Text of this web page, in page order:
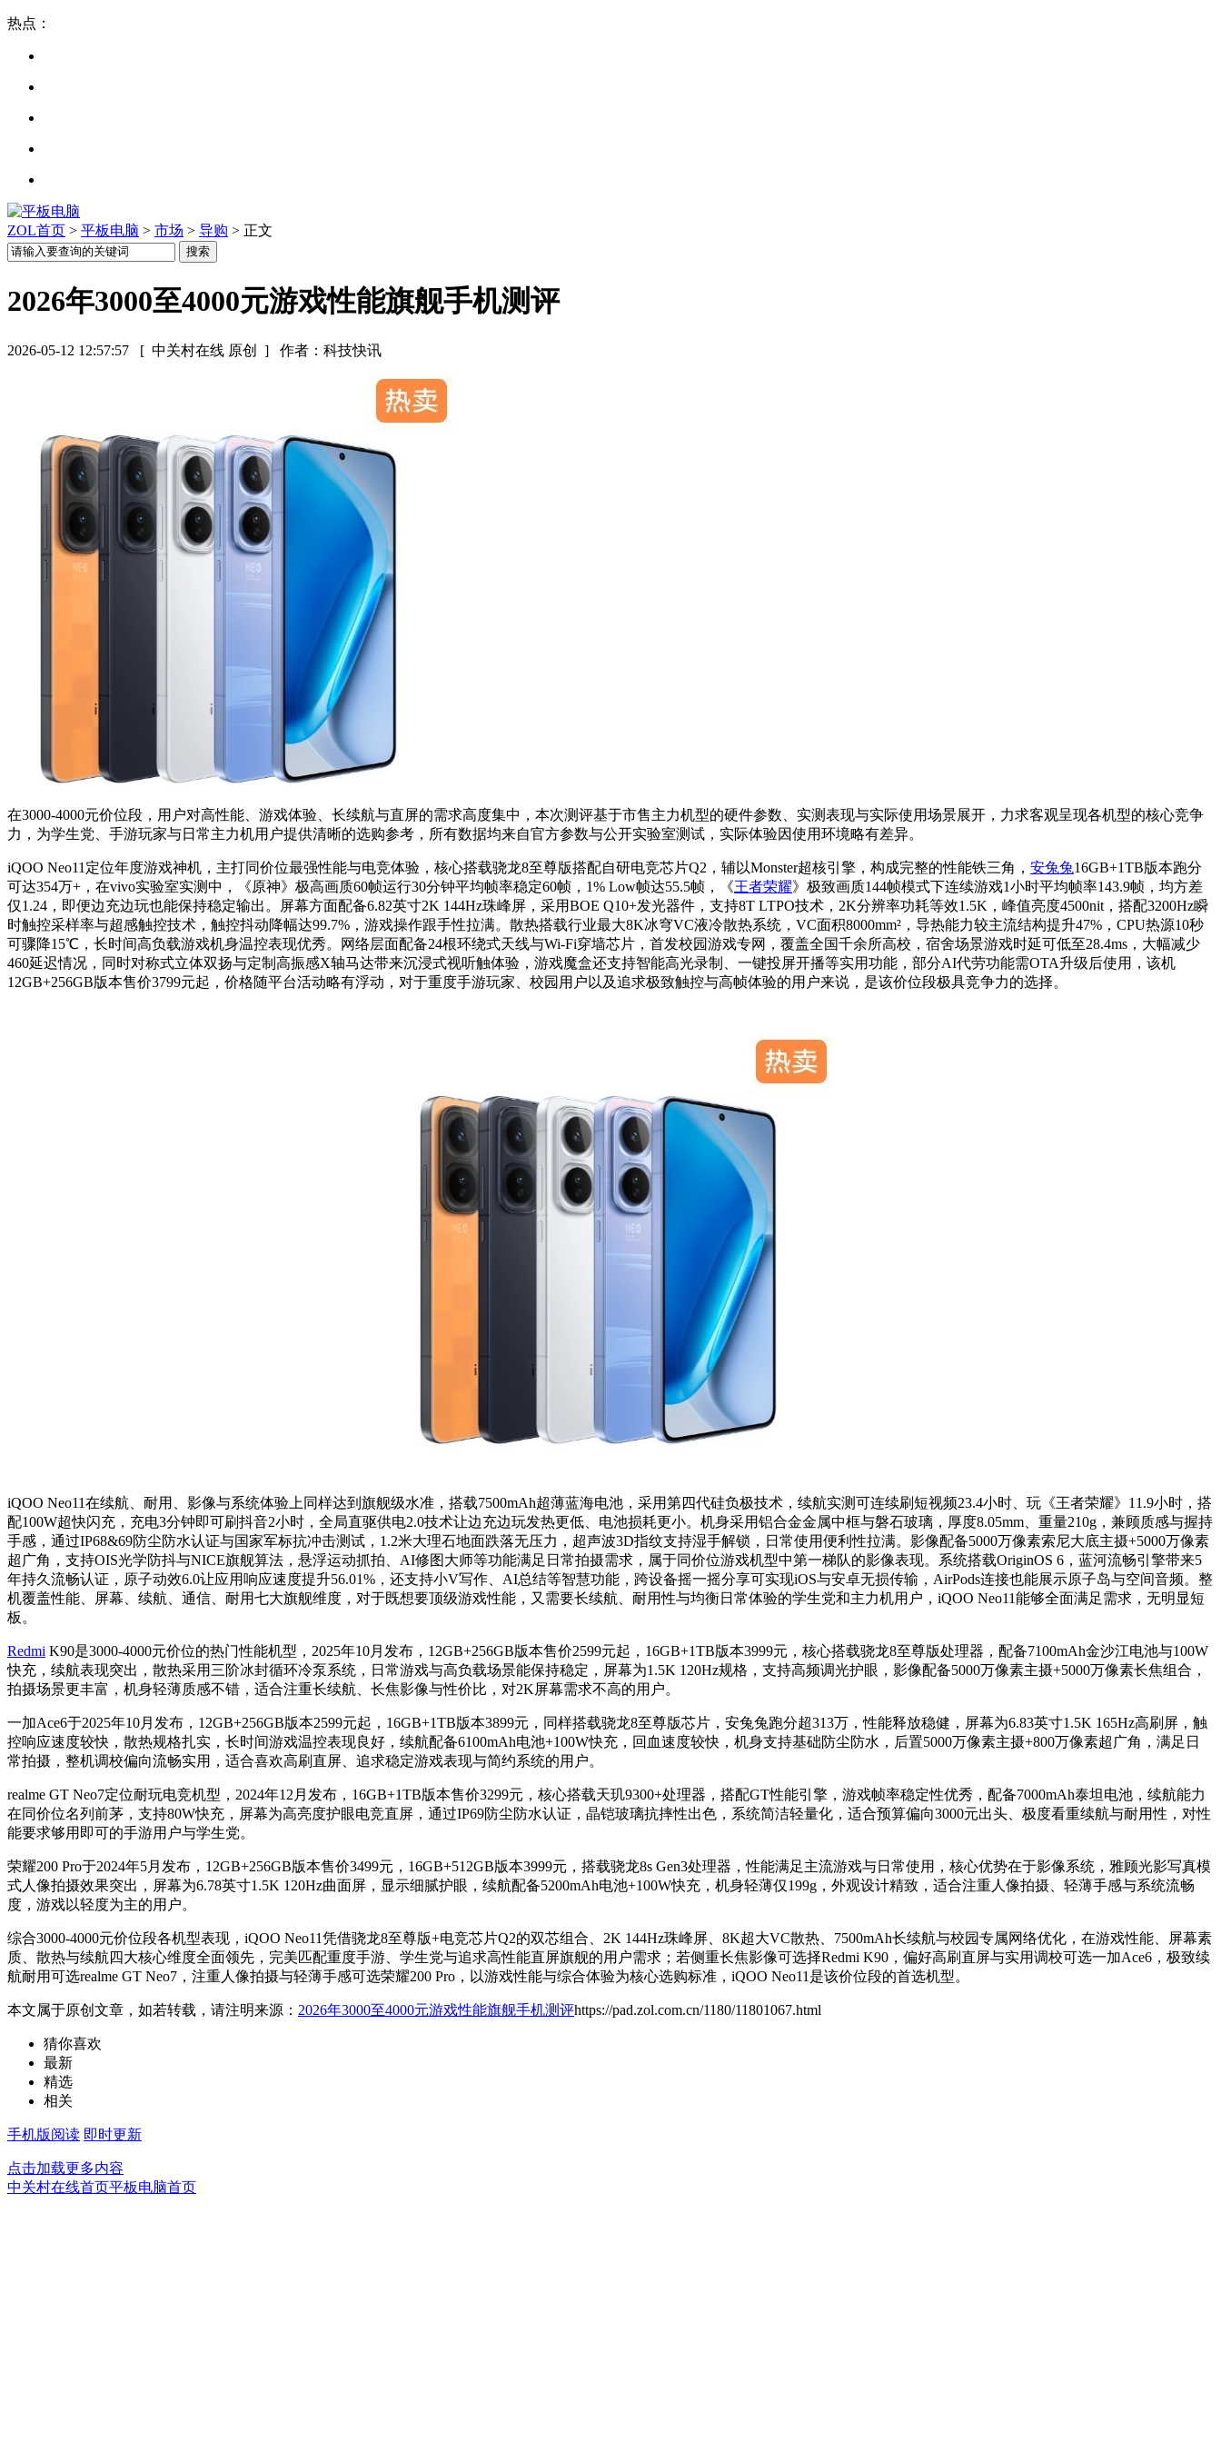
热点：
ZOL首页 > 平板电脑 > 市场 > 导购 > 正文
2026年3000至4000元游戏性能旗舰手机测评
2026-05-12 12:57:57 [ 中关村在线 原创 ] 作者：科技快讯
在3000-4000元价位段，用户对高性能、游戏体验、长续航与直屏的需求高度集中，本次测评基于市售主力机型的硬件参数、实测表现与实际使用场景展开，力求客观呈现各机型的核心竞争
力，为学生党、手游玩家与日常主力机用户提供清晰的选购参考，所有数据均来自官方参数与公开实验室测试，实际体验因使用环境略有差异。
iQOO Neo11定位年度游戏神机，主打同价位最强性能与电竞体验，核心搭载骁龙8至尊版搭配自研电竞芯片Q2，辅以Monster超核引擎，构成完整的性能铁三角， 安兔兔16GB+1TB版本跑分
可达354万+，在vivo实验室实测中，《原神》极高画质60帧运行30分钟平均帧率稳定60帧，1% Low帧达55.5帧，《王者荣耀》极致画质144帧模式下连续游戏1小时平均帧率143.9帧，均方差
仅1.24，即便边充边玩也能保持稳定输出。屏幕方面配备6.82英寸2K 144Hz珠峰屏，采用BOE Q10+发光器件，支持8T LTPO技术，2K分辨率功耗等效1.5K，峰值亮度4500nit，搭配3200Hz瞬
时触控采样率与超感触控技术，触控抖动降幅达99.7%，游戏操作跟手性拉满。散热搭载行业最大8K冰穹VC液冷散热系统，VC面积8000mm²，导热能力较主流结构提升47%，CPU热源10秒
可骤降15℃，长时间高负载游戏机身温控表现优秀。网络层面配备24根环绕式天线与Wi-Fi穿墙芯片，首发校园游戏专网，覆盖全国千余所高校，宿舍场景游戏时延可低至28.4ms，大幅减少
460延迟情况，同时对称式立体双扬与定制高振感X轴马达带来沉浸式视听触体验，游戏魔盒还支持智能高光录制、一键投屏开播等实用功能，部分AI代劳功能需OTA升级后使用，该机
12GB+256GB版本售价3799元起，价格随平台活动略有浮动，对于重度手游玩家、校园用户以及追求极致触控与高帧体验的用户来说，是该价位段极具竞争力的选择。
iQOO Neo11在续航、耐用、影像与系统体验上同样达到旗舰级水准，搭载7500mAh超薄蓝海电池，采用第四代硅负极技术，续航实测可连续刷短视频23.4小时、玩《王者荣耀》11.9小时，搭
配100W超快闪充，充电3分钟即可刷抖音2小时，全局直驱供电2.0技术让边充边玩发热更低、电池损耗更小。机身采用铝合金金属中框与磐石玻璃，厚度8.05mm、重量210g，兼顾质感与握持
手感，通过IP68&69防尘防水认证与国家军标抗冲击测试，1.2米大理石地面跌落无压力，超声波3D指纹支持湿手解锁，日常使用便利性拉满。影像配备5000万像素索尼大底主摄+5000万像素
超广角，支持OIS光学防抖与NICE旗舰算法，悬浮运动抓拍、AI修图大师等功能满足日常拍摄需求，属于同价位游戏机型中第一梯队的影像表现。系统搭载OriginOS 6，蓝河流畅引擎带来5
年持久流畅认证，原子动效6.0让应用响应速度提升56.01%，还支持小V写作、AI总结等智慧功能，跨设备摇一摇分享可实现iOS与安卓无损传输，AirPods连接也能展示原子岛与空间音频。整
机覆盖性能、屏幕、续航、通信、耐用七大旗舰维度，对于既想要顶级游戏性能，又需要长续航、耐用性与均衡日常体验的学生党和主力机用户，iQOO Neo11能够全面满足需求，无明显短
板。
Redmi K90是3000-4000元价位的热门性能机型，2025年10月发布，12GB+256GB版本售价2599元起，16GB+1TB版本3999元，核心搭载骁龙8至尊版处理器，配备7100mAh金沙江电池与100W
快充，续航表现突出，散热采用三阶冰封循环冷泵系统，日常游戏与高负载场景能保持稳定，屏幕为1.5K 120Hz规格，支持高频调光护眼，影像配备5000万像素主摄+5000万像素长焦组合，
拍摄场景更丰富，机身轻薄质感不错，适合注重长续航、长焦影像与性价比，对2K屏幕需求不高的用户。
一加Ace6于2025年10月发布，12GB+256GB版本2599元起，16GB+1TB版本3899元，同样搭载骁龙8至尊版芯片，安兔兔跑分超313万，性能释放稳健，屏幕为6.83英寸1.5K 165Hz高刷屏，触
控响应速度较快，散热规格扎实，长时间游戏温控表现良好，续航配备6100mAh电池+100W快充，回血速度较快，机身支持基础防尘防水，后置5000万像素主摄+800万像素超广角，满足日
常拍摄，整机调校偏向流畅实用，适合喜欢高刷直屏、追求稳定游戏表现与简约系统的用户。
realme GT Neo7定位耐玩电竞机型，2024年12月发布，16GB+1TB版本售价3299元，核心搭载天玑9300+处理器，搭配GT性能引擎，游戏帧率稳定性优秀，配备7000mAh泰坦电池，续航能力
在同价位名列前茅，支持80W快充，屏幕为高亮度护眼电竞直屏，通过IP69防尘防水认证，晶铠玻璃抗摔性出色，系统简洁轻量化，适合预算偏向3000元出头、极度看重续航与耐用性，对性
能要求够用即可的手游用户与学生党。
荣耀200 Pro于2024年5月发布，12GB+256GB版本售价3499元，16GB+512GB版本3999元，搭载骁龙8s Gen3处理器，性能满足主流游戏与日常使用，核心优势在于影像系统，雅顾光影写真模
式人像拍摄效果突出，屏幕为6.78英寸1.5K 120Hz曲面屏，显示细腻护眼，续航配备5200mAh电池+100W快充，机身轻薄仅199g，外观设计精致，适合注重人像拍摄、轻薄手感与系统流畅
度，游戏以轻度为主的用户。
综合3000-4000元价位段各机型表现，iQOO Neo11凭借骁龙8至尊版+电竞芯片Q2的双芯组合、2K 144Hz珠峰屏、8K超大VC散热、7500mAh长续航与校园专属网络优化，在游戏性能、屏幕素
质、散热与续航四大核心维度全面领先，完美匹配重度手游、学生党与追求高性能直屏旗舰的用户需求；若侧重长焦影像可选择Redmi K90，偏好高刷直屏与实用调校可选一加Ace6，极致续
航耐用可选realme GT Neo7，注重人像拍摄与轻薄手感可选荣耀200 Pro，以游戏性能与综合体验为核心选购标准，iQOO Neo11是该价位段的首选机型。
本文属于原创文章，如若转载，请注明来源： 2026年3000至4000元游戏性能旗舰手机测评https://pad.zol.com.cn/1180/11801067.html
猜你喜欢
最新
精选
相关
手机版阅读 即时更新
点击加载更多内容
中关村在线首页平板电脑首页